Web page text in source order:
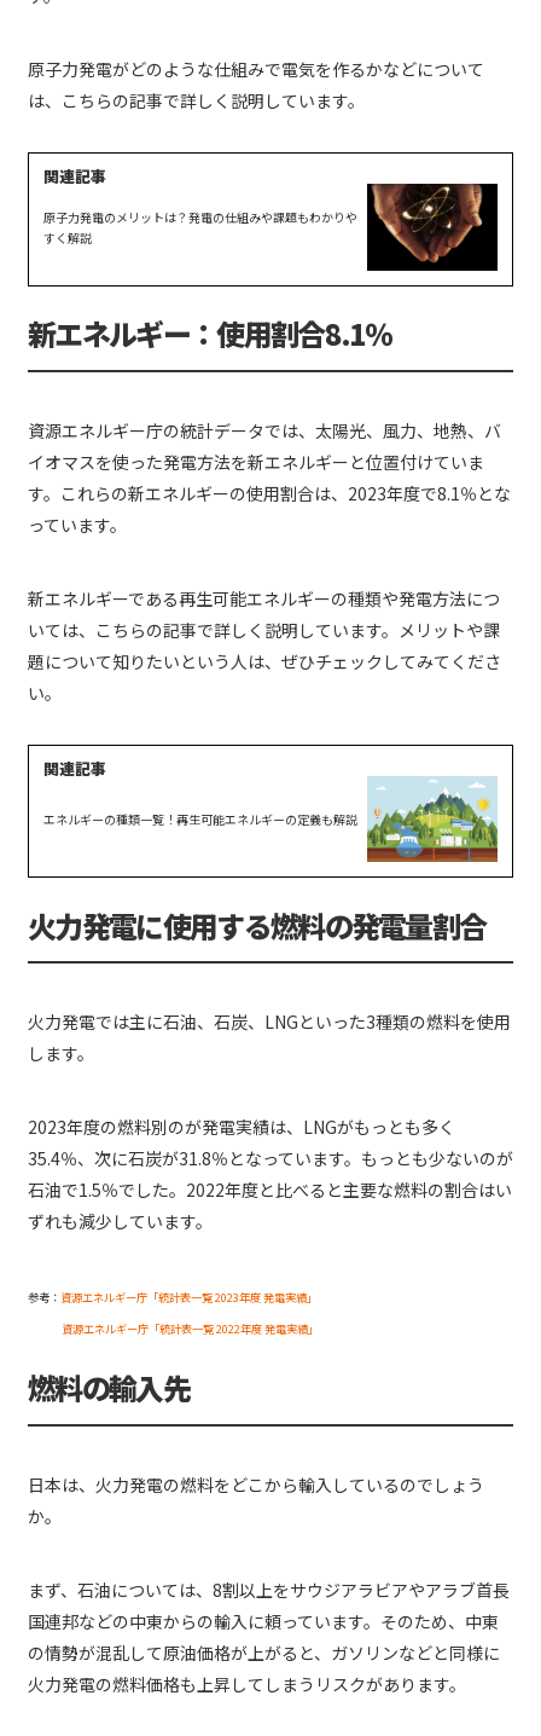
原子力発電がどのような仕組みで電気を作るかなどについて
は、こちらの記事で詳しく説明しています。
原子力発電のメリットは？発電の仕組みや課題もわかりや
すく解説
新エネルギー：使用割合8.1％
資源エネルギー庁の統計データでは、太陽光、風力、地熱、バ
イオマスを使った発電方法を新エネルギーと位置付けていま
す。これらの新エネルギーの使用割合は、2023年度で8.1％とな
っています。
新エネルギーである再生可能エネルギーの種類や発電方法につ
いては、こちらの記事で詳しく説明しています。メリットや課
題について知りたいという人は、ぜひチェックしてみてくださ
い。
エネルギーの種類一覧！再生可能エネルギーの定義も解説
火力発電に使用する燃料の発電量割合
火力発電では主に石油、石炭、LNGといった3種類の燃料を使用
します。
2023年度の燃料別のが発電実績は、LNGがもっとも多く
35.4％、次に石炭が31.8％となっています。もっとも少ないのが
石油で1.5％でした。2022年度と比べると主要な燃料の割合はい
ずれも減少しています。
参考： 資源エネルギー庁「統計表一覧 2023年度 発電実績」
資源エネルギー庁「統計表一覧 2022年度 発電実績」
燃料の輸入先
日本は、火力発電の燃料をどこから輸入しているのでしょう
か。
まず、石油については、8割以上をサウジアラビアやアラブ首長
国連邦などの中東からの輸入に頼っています。そのため、中東
の情勢が混乱して原油価格が上がると、ガソリンなどと同様に
火力発電の燃料価格も上昇してしまうリスクがあります。